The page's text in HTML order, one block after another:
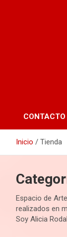
CONTACTO
Inicio Tienda
Espacio de
realizados en
Soy Alicia